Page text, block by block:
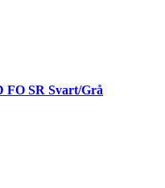
FO SR Svart/Grå